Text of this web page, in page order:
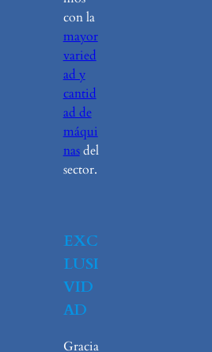
con la
mayor
varied
ad y
cantid
ad de
máqui
nasdel
sector.
EXC
LUSI
VID
AD
Gracia